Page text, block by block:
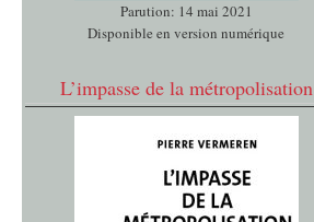
Parution: 14 mai 2021
Disponible en version numérique
L’impasse de la métropolisation